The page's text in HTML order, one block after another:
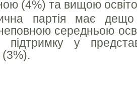
(4%) та вищою
партія має
середньою
підтримку у
(3%).